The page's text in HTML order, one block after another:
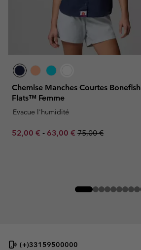
Chemise Manches Courtes Bonefish
Flats™ Femme
Evacue l'humidité
Minimum sale price:
52,00 € - Maximum sale price:
63,00 € Regular price:
75,00 €
(+)33159500000